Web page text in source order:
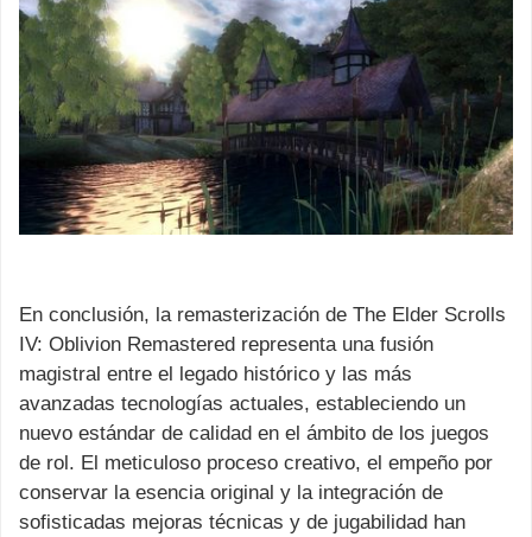
En conclusión, la remasterización de The Elder Scrolls
IV: Oblivion Remastered representa una fusión
magistral entre el legado histórico y las más
avanzadas tecnologías actuales, estableciendo un
nuevo estándar de calidad en el ámbito de los juegos
de rol. El meticuloso proceso creativo, el empeño por
conservar la esencia original y la integración de
sofisticadas mejoras técnicas y de jugabilidad han